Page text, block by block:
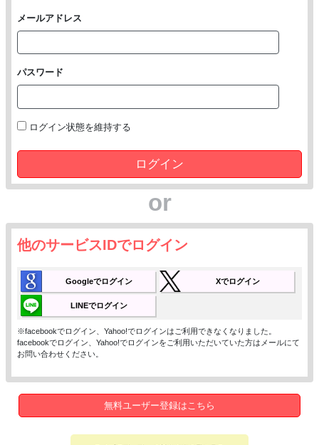
メールアドレス
パスワード
ログイン状態を維持する
ログイン
or
他のサービスIDでログイン
Googleでログイン Xでログイン
LINEでログイン
※facebookでログイン、Yahoo!でログインはご利用できなくなりました。
facebookでログイン、Yahoo!でログインをご利用いただいていた方はメールにて
お問い合わせください。
無料ユーザー登録はこちら